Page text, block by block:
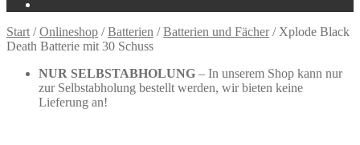
Start /Onlineshop /Batterien /Batterien und Fächer/ Xplode Black
Death Batterie mit 30 Schuss
NUR SELBSTABHOLUNG – In unserem Shop kann nur
zur Selbstabholung bestellt werden, wir bieten keine
Lieferung an!